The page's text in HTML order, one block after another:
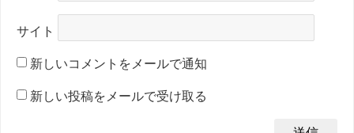
サイト
新しいコメントをメールで通知
新しい投稿をメールで受け取る